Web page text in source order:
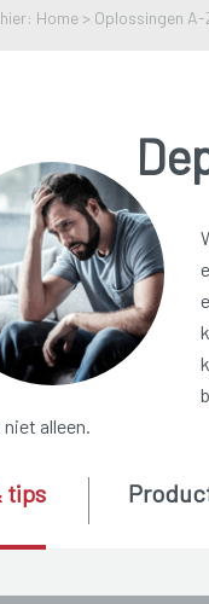
Home > Oplossingen A-
alleen.
tips